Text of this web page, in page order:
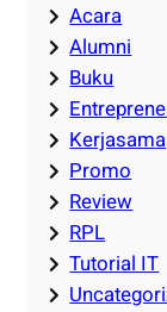
Acara
Alumni
Buku
Kerjasama
Promo
Review
RPL
Tutorial IT